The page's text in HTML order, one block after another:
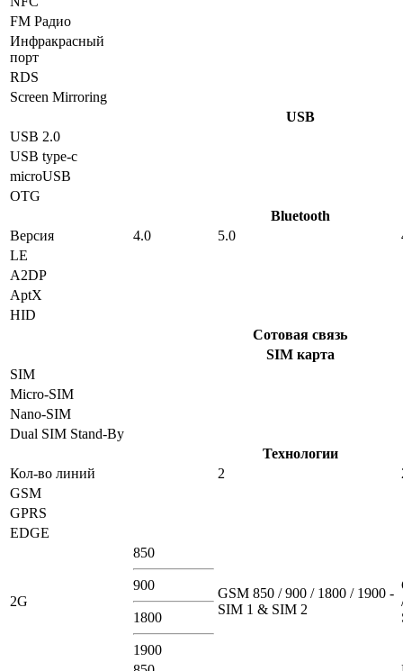
FM Радио
Инфракрасный
порт
RDS
Screen Mirroring
USB
USB 2.0
USB type-c
microUSB
OTG
Bluetooth
Версия
4.0 5.0
LE
A2DP
AptX
HID
Сотовая связь
SIM карта
SIM
Micro-SIM
Nano-SIM
Dual SIM Stand-By
Технологии
Кол-во линий
2
GSM
GPRS
EDGE
2G
850
900
1800
1900
GSM 850 / 900 / 1800 / 1900 -
SIM 1 & SIM 2